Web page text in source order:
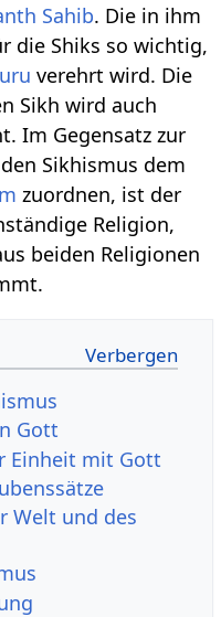
Sahib. Die in ihm
die Shiks so wichtig,
verehrt wird. Die
Sikh wird auch
Im Gegensatz zur
Sikhismus dem
zuordnen, ist der
Religion,
beiden Religionen
Gott
Einheit mit Gott
Welt und des